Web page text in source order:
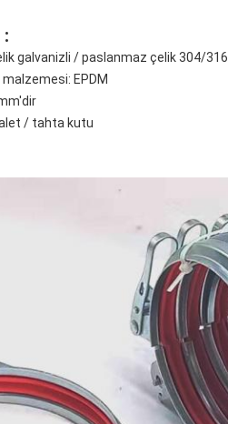
:
galvanizli / paslanmaz çelik 304/316
malzemesi: EPDM
/ tahta kutu